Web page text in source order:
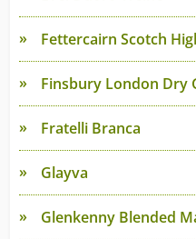
Fettercairn Scotch
Finsbury London Dry
Fratelli Branca
Glayva
Glenkenny Blended